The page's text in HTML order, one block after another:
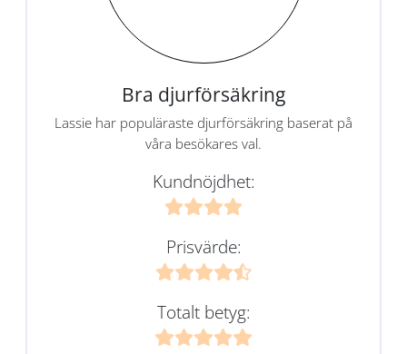
Bra djurförsäkring
Lassie har populäraste djurförsäkring baserat på
våra besökares val.
Kundnöjdhet:
Prisvärde:
Totalt betyg: